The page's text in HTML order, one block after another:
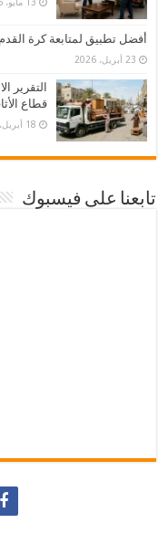
أفضل تطبيق لمتابعة كرة
23 أبريل، 2026
التقرير
قطاع
18 أبريل، 2026
تابعنا على فيسبوك